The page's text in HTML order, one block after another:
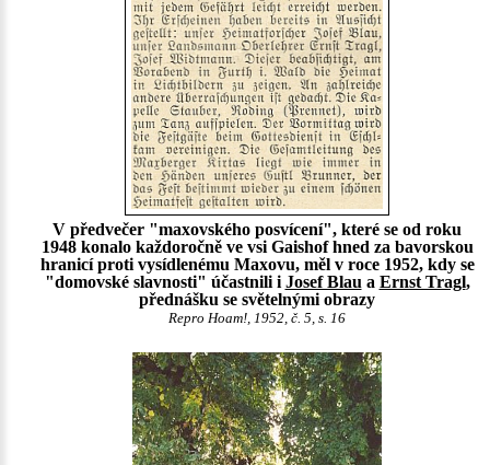
V předvečer "maxovského posvícení", které se od roku
1948 konalo každoročně ve vsi Gaishof hned za bavorskou
hranicí proti vysídlenému Maxovu, měl v roce 1952, kdy se
"domovské slavnosti" účastnili i Josef Blau a Ernst Tragl,
přednášku se světelnými obrazy
Repro Hoam!, 1952, č. 5, s. 16